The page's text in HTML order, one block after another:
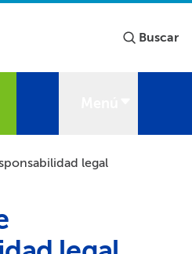
de página​​
Buscar​​
legal​​